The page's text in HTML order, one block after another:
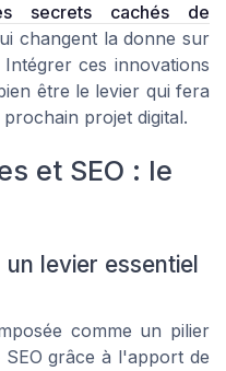
secrets cachés de
changent la donne sur
ces innovations
être le levier qui fera
projet digital.
et SEO : le
levier essentiel
comme un pilier
grâce à l'apport de